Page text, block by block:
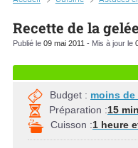
Recette de la
Publié le 09 mai 2011 - Mis à jour le
Budget : moins de
Préparation :15
Cuisson :1 heure